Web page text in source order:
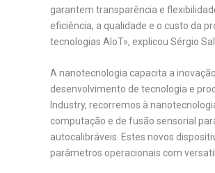
garantem transparência e
eficiência, a qualidade e o custo da
tecnologias AIoT», explicou Sérgio
A nanotecnologia capacita a
desenvolvimento de tecnologia e
Industry, recorremos à
computação e de fusão sensorial
autocalibráveis. Estes novos
parâmetros operacionais com